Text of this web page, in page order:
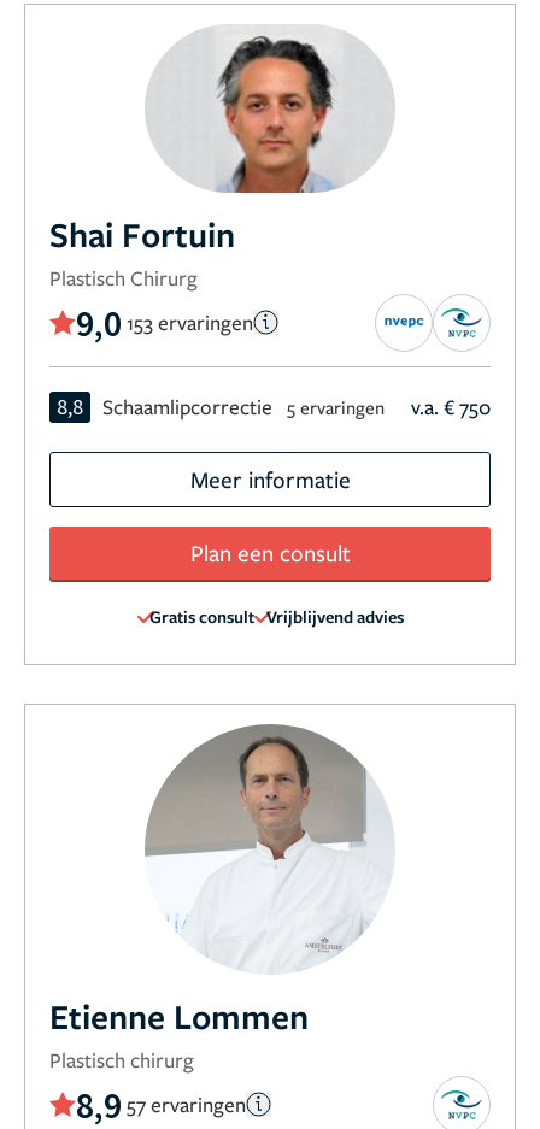
Shai Fortuin
Plastisch Chirurg
9,0 153 ervaringen
8,8 Schaamlipcorrectie 5 ervaringen v.a. € 750
Meer informatie
Plan een consult
Gratis consult Vrijblijvend advies
Etienne Lommen
Plastisch chirurg
8,9 57 ervaringen